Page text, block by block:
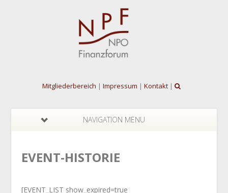
Mitgliederbereich | Impressum | Kontakt|
NAVIGATION MENU
EVENT-HISTORIE
[EVENT_LIST show_expired=true